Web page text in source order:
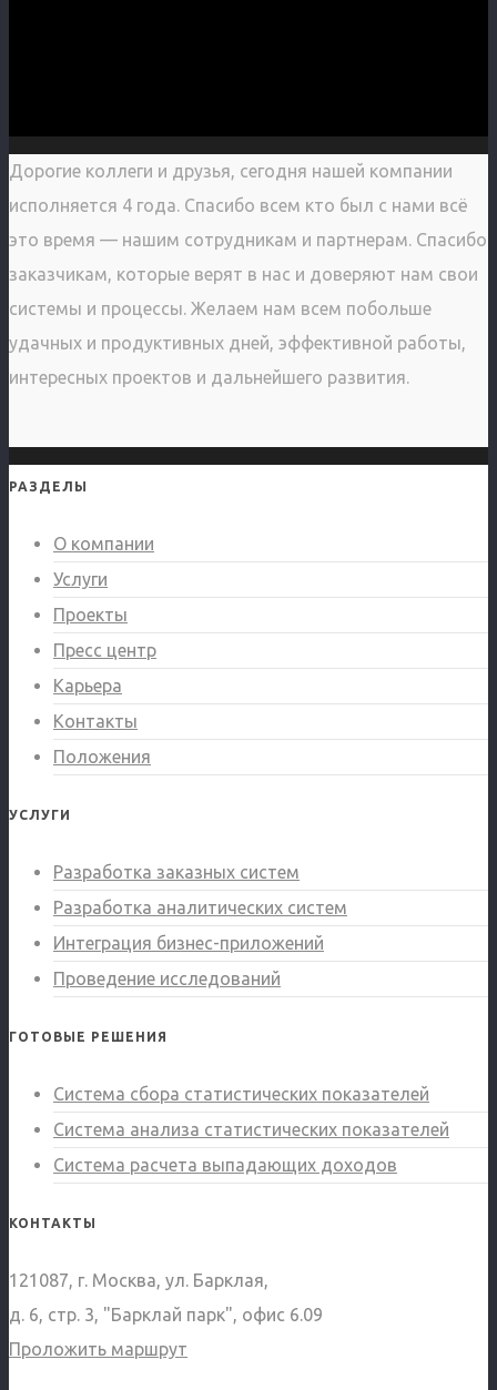
Дорогие коллеги и друзья, сегодня нашей компании
исполняется 4 года. Спасибо всем кто был с нами всё
это время — нашим сотрудникам и партнерам. Спасибо
заказчикам, которые верят в нас и доверяют нам свои
системы и процессы. Желаем нам всем побольше
удачных и продуктивных дней, эффективной работы,
интересных проектов и дальнейшего развития.
РАЗДЕЛЫ
О компании
Услуги
Проекты
Пресс центр
Карьера
Контакты
Положения
УСЛУГИ
Разработка заказных систем
Разработка аналитических систем
Интеграция бизнес-приложений
Проведение исследований
ГОТОВЫЕ РЕШЕНИЯ
Система сбора статистических показателей
Система анализа статистических показателей
Система расчета выпадающих доходов
КОНТАКТЫ
121087, г. Москва, ул. Барклая,
д. 6, стр. 3, "Барклай парк", офис 6.09
Проложить маршрут